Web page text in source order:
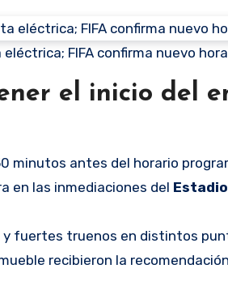
FIFA confirma nuevo
el inicio del
minutos antes del horario
en las inmediaciones del
fuertes truenos en distintos
recibieron la